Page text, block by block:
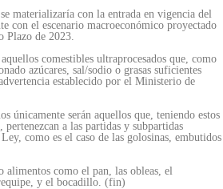
materializaría con la entrada en vigencia del
con el escenario macroeconómico proyectado
Plazo de 2023.
comestibles ultraprocesados que, como
azúcares, sal/sodio o grasas suficientes
establecido por el Ministerio de
únicamente serán aquellos que, teniendo estos
a las partidas y subpartidas
como es el caso de las golosinas, embutidos
alimentos como el pan, las obleas, el
y el bocadillo. (fin)